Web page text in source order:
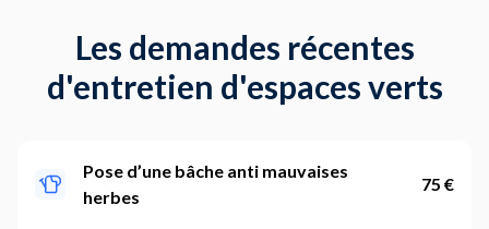
Les demandes récentes
d'entretien d'espaces verts
Pose d’une bâche anti mauvaises
herbes
75 €